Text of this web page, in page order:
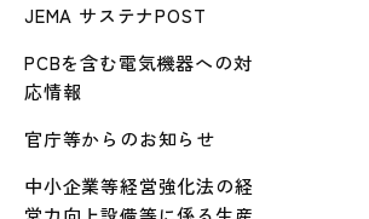
JEMA サステナPOST
PCBを含む電気機器への対
応情報
官庁等からのお知らせ
中小企業等経営強化法の経